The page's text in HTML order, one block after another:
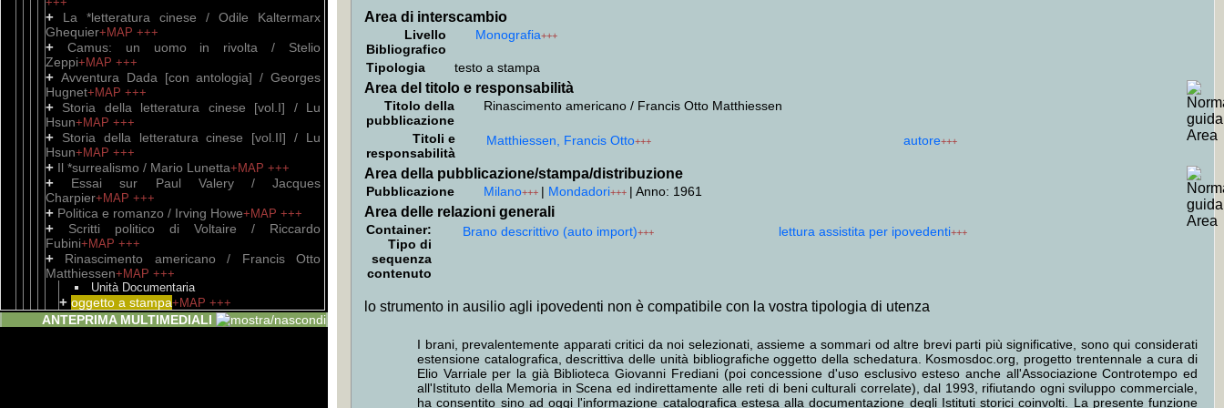
+ La *letteratura cinese / Odile Kaltermarx
Ghequier+MAP +++
+ Camus: un uomo in rivolta / Stelio
Zeppi+MAP +++
+ Avventura Dada [con antologia] / Georges
Hugnet+MAP +++
+ Storia della letteratura cinese [vol.I] / Lu
Hsun+MAP +++
+
Storia della letteratura cinese [vol.II] / Lu
Hsun+MAP +++
+ Il *surrealismo / Mario Lunetta+MAP +++
+ Essai sur Paul Valery / Jacques
Charpier+MAP +++
+ Politica e romanzo / Irving Howe+MAP +++
+ Scritti politico di Voltaire / Riccardo
Fubini+MAP +++
+ Rinascimento americano / Francis Otto
Matthiessen+MAP +++
Unità Documentaria
+ oggetto a stampa+MAP +++
+Soria della letteratura americana / Marcus
ANTEPRIMA MULTIMEDIALI
Area di interscambio
Livello
Bibliografico
Monografia+++
Tipologia testo a stampa
Area del titolo e responsabilità
Titolo della
pubblicazione
Rinascimento americano / Francis Otto Matthiessen
Titoli e
responsabilità
Matthiessen, Francis Otto+++ autore+++
Area della pubblicazione/stampa/distribuzione
Pubblicazione Milano+++ | Mondadori+++ | Anno: 1961
Area delle relazioni generali
Container:
Tipo di
sequenza
contenuto
Brano descrittivo (auto import)+++ lettura assistita per ipovedenti+++
lo strumento in ausilio agli ipovedenti non è compatibile con la vostra tipologia di utenza
I brani, prevalentemente apparati critici da noi selezionati, assieme a sommari od altre brevi parti più significative, sono qui considerati
estensione catalografica, descrittiva delle unità bibliografiche oggetto della schedatura. Kosmosdoc.org, progetto trentennale a cura di
Elio Varriale per la già Biblioteca Giovanni Frediani (poi concessione d'uso esclusivo esteso anche all'Associazione Controtempo ed
all'Istituto della Memoria in Scena ed indirettamente alle reti di beni culturali correlate), dal 1993, rifiutando ogni sviluppo commerciale,
ha consentito sino ad oggi l'informazione catalografica estesa alla documentazione degli Istituti storici coinvolti. La presente funzione